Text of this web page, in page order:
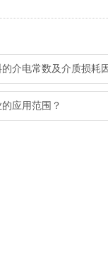
介电常数及介质损耗
应用范围？